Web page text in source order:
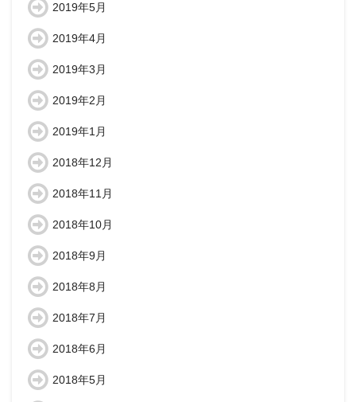
2019年5月
2019年4月
2019年3月
2019年2月
2019年1月
2018年12月
2018年11月
2018年10月
2018年9月
2018年8月
2018年7月
2018年6月
2018年5月